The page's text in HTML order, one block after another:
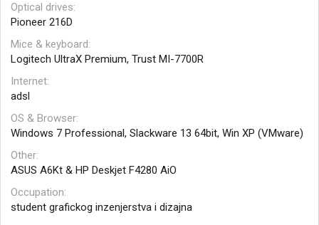
Optical drives
Pioneer 216D
Mice & keyboard
Logitech UltraX Premium, Trust MI-7700R
Internet
adsl
OS & Browser
Windows 7 Professional, Slackware 13 64bit, Win XP (VMware)
Other
ASUS A6Kt & HP Deskjet F4280 AiO
Occupation
student grafickog inzenjerstva i dizajna